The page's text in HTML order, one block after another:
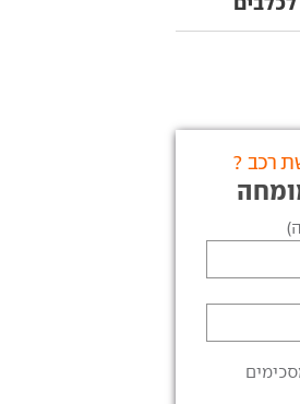
רכב ?